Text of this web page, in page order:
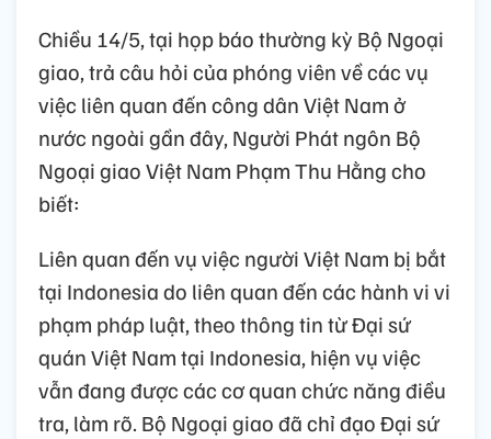
Chiều 14/5, tại họp báo thường kỳ Bộ Ngoại
giao, trả câu hỏi của phóng viên về các vụ
việc liên quan đến công dân Việt Nam ở
nước ngoài gần đây, Người Phát ngôn Bộ
Ngoại giao Việt Nam Phạm Thu Hằng cho
biết:
Liên quan đến vụ việc người Việt Nam bị bắt
tại Indonesia do liên quan đến các hành vi vi
phạm pháp luật, theo thông tin từ Đại sứ
quán Việt Nam tại Indonesia, hiện vụ việc
vẫn đang được các cơ quan chức năng điều
tra, làm rõ. Bộ Ngoại giao đã chỉ đạo Đại sứ